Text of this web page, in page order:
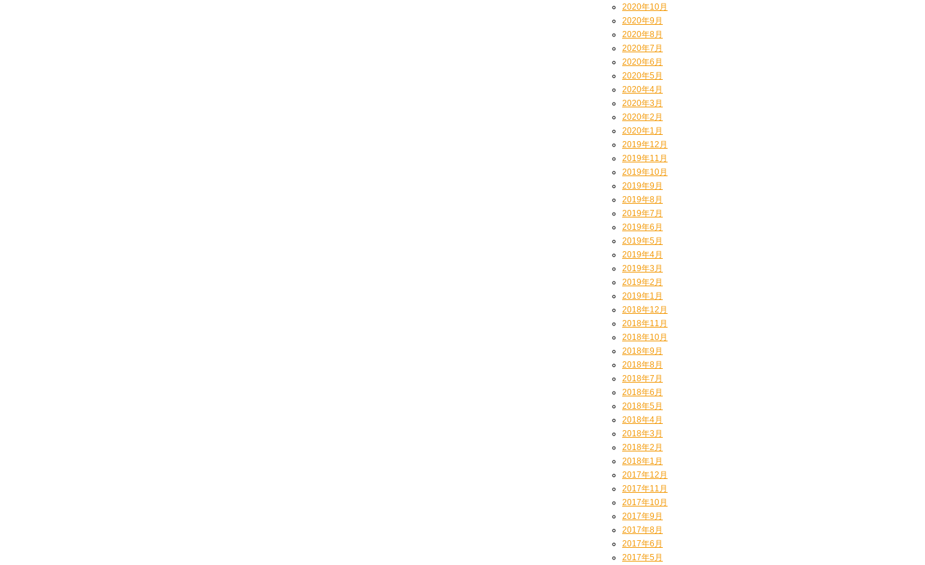
2020年10月
2020年9月
2020年8月
2020年7月
2020年6月
2020年5月
2020年4月
2020年3月
2020年2月
2020年1月
2019年12月
2019年11月
2019年10月
2019年9月
2019年8月
2019年7月
2019年6月
2019年5月
2019年4月
2019年3月
2019年2月
2019年1月
2018年12月
2018年11月
2018年10月
2018年9月
2018年8月
2018年7月
2018年6月
2018年5月
2018年4月
2018年3月
2018年2月
2018年1月
2017年12月
2017年11月
2017年10月
2017年9月
2017年8月
2017年6月
2017年5月